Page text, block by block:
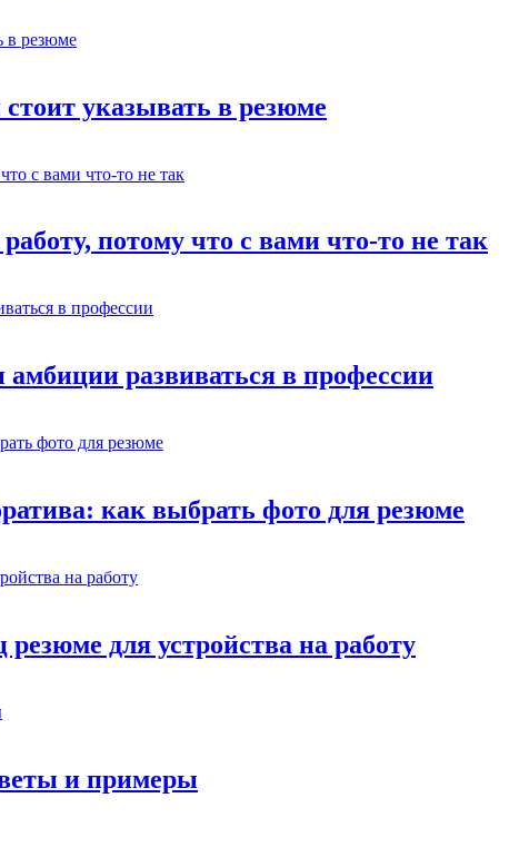
указывать в резюме
потому что с вами что-то не так
развиваться в профессии
как выбрать фото для резюме
для устройства на работу
и примеры